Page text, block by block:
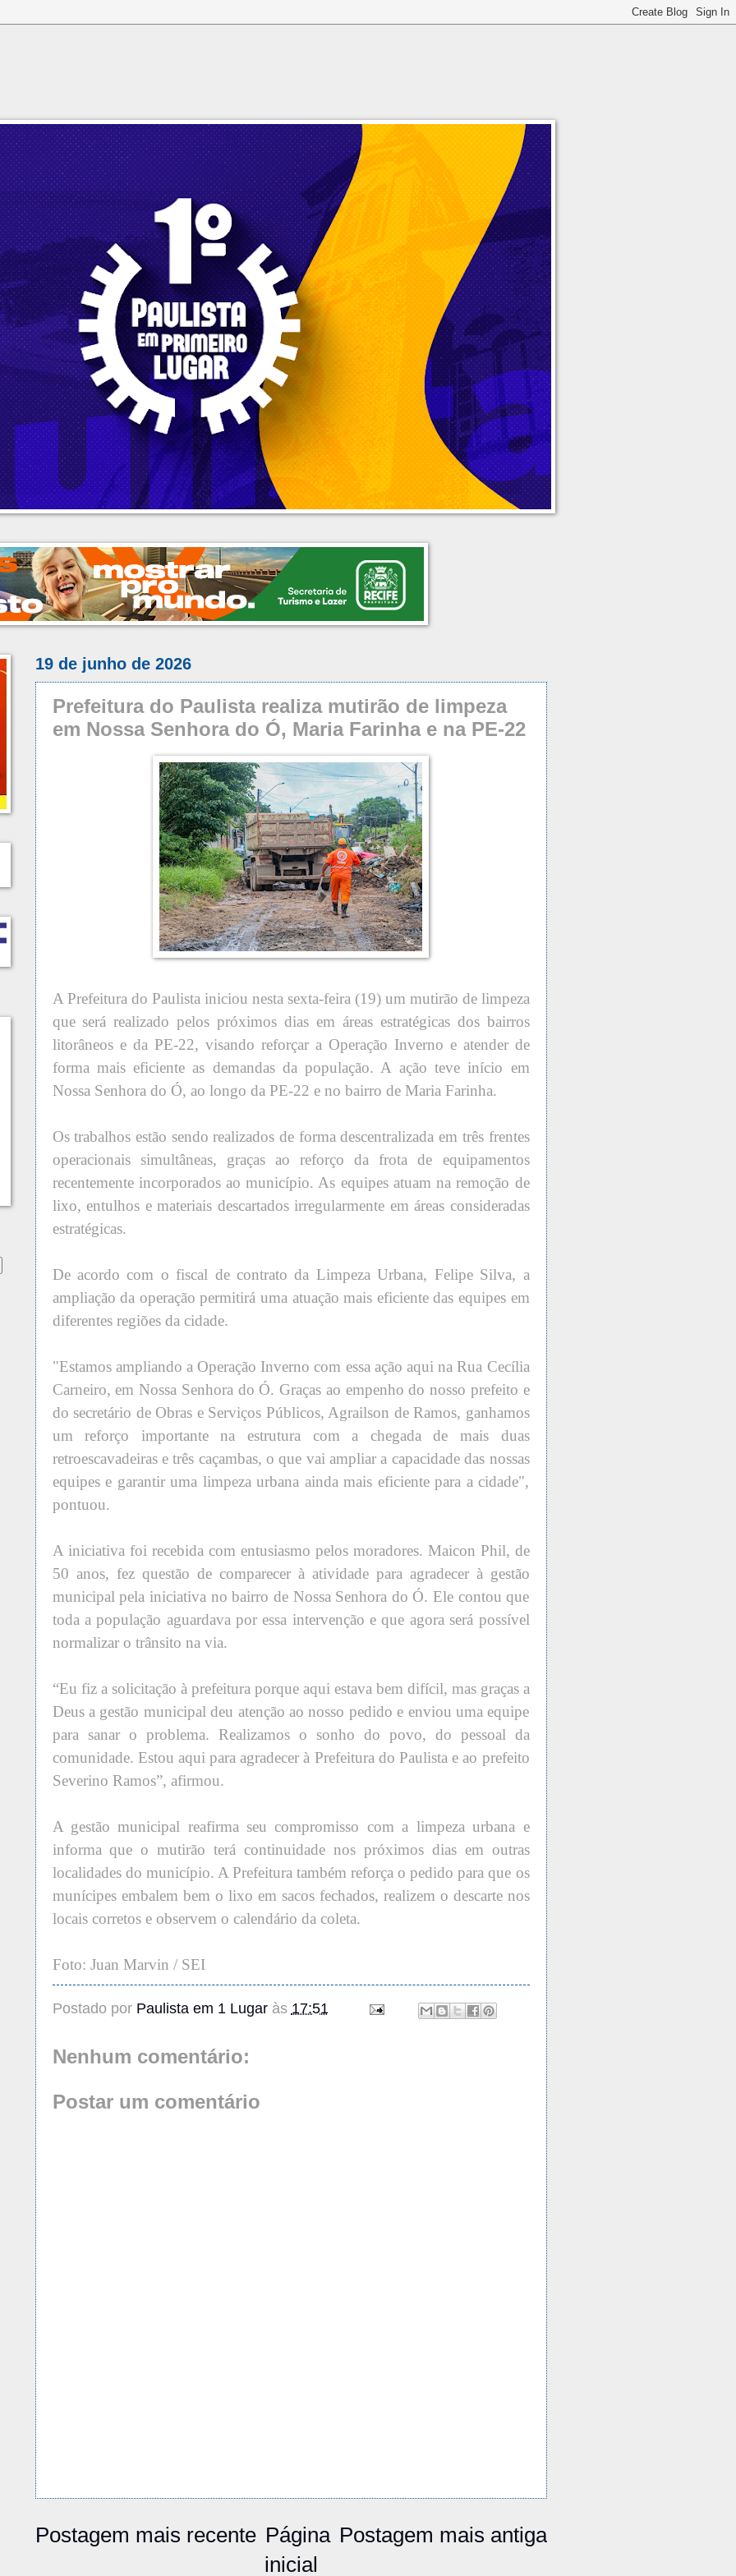
19 de junho de 2026
Prefeitura do Paulista realiza mutirão de limpeza
em Nossa Senhora do Ó, Maria Farinha e na PE-22
A Prefeitura do Paulista iniciou nesta sexta-feira (19) um mutirão de limpeza
que será realizado pelos próximos dias em áreas estratégicas dos bairros
litorâneos e da PE-22, visando reforçar a Operação Inverno e atender de
forma mais eficiente as demandas da população. A ação teve início em
Nossa Senhora do Ó, ao longo da PE-22 e no bairro de Maria Farinha.
Os trabalhos estão sendo realizados de forma descentralizada em três frentes
operacionais simultâneas, graças ao reforço da frota de equipamentos
recentemente incorporados ao município. As equipes atuam na remoção de
lixo, entulhos e materiais descartados irregularmente em áreas consideradas
estratégicas.
De acordo com o fiscal de contrato da Limpeza Urbana, Felipe Silva, a
ampliação da operação permitirá uma atuação mais eficiente das equipes em
diferentes regiões da cidade.
"Estamos ampliando a Operação Inverno com essa ação aqui na Rua Cecília
Carneiro, em Nossa Senhora do Ó. Graças ao empenho do nosso prefeito e
do secretário de Obras e Serviços Públicos, Agrailson de Ramos, ganhamos
um reforço importante na estrutura com a chegada de mais duas
retroescavadeiras e três caçambas, o que vai ampliar a capacidade das nossas
equipes e garantir uma limpeza urbana ainda mais eficiente para a cidade",
pontuou.
A iniciativa foi recebida com entusiasmo pelos moradores. Maicon Phil, de
50 anos, fez questão de comparecer à atividade para agradecer à gestão
municipal pela iniciativa no bairro de Nossa Senhora do Ó. Ele contou que
toda a população aguardava por essa intervenção e que agora será possível
normalizar o trânsito na via.
“Eu fiz a solicitação à prefeitura porque aqui estava bem difícil, mas graças a
Deus a gestão municipal deu atenção ao nosso pedido e enviou uma equipe
para sanar o problema. Realizamos o sonho do povo, do pessoal da
comunidade. Estou aqui para agradecer à Prefeitura do Paulista e ao prefeito
Severino Ramos”, afirmou.
A gestão municipal reafirma seu compromisso com a limpeza urbana e
informa que o mutirão terá continuidade nos próximos dias em outras
localidades do município. A Prefeitura também reforça o pedido para que os
munícipes embalem bem o lixo em sacos fechados, realizem o descarte nos
locais corretos e observem o calendário da coleta.
Foto: Juan Marvin / SEI
Postado por Paulista em 1 Lugar às 17:51
Nenhum comentário:
Postar um comentário
Postagem mais recente Postagem mais antiga
Página
inicial